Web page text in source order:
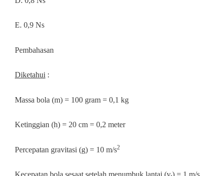
E. 0,9 Ns
Pembahasan
Diketahui :
Massa bola (m) = 100 gram = 0,1 kg
Ketinggian (h) = 20 cm = 0,2 meter
Percepatan gravitasi (g) = 10 m/s2
Kecepatan bola sesaat setelah menumbuk lantai (v) = 1 m/s